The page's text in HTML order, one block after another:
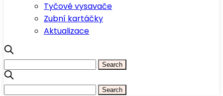
Tyčové vysavače
Zubní kartáčky
Aktualizace